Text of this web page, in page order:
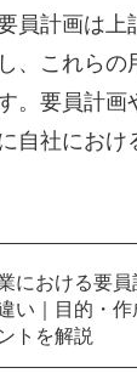
員計画は上
、これらの
。要員計画
自社におけ
における要
い｜目的・
トを解説